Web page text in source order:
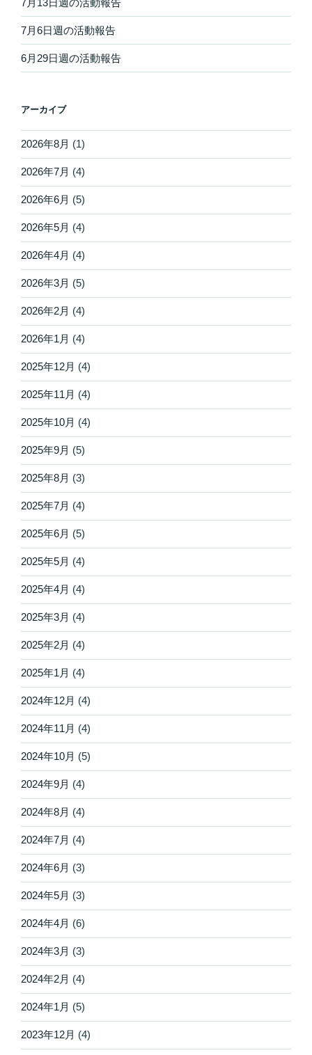
7月6日週の活動報告
6月29日週の活動報告
アーカイブ
2026年8月 (1)
2026年7月 (4)
2026年6月 (5)
2026年5月 (4)
2026年4月 (4)
2026年3月 (5)
2026年2月 (4)
2026年1月 (4)
2025年12月 (4)
2025年11月 (4)
2025年10月 (4)
2025年9月 (5)
2025年8月 (3)
2025年7月 (4)
2025年6月 (5)
2025年5月 (4)
2025年4月 (4)
2025年3月 (4)
2025年2月 (4)
2025年1月 (4)
2024年12月 (4)
2024年11月 (4)
2024年10月 (5)
2024年9月 (4)
2024年8月 (4)
2024年7月 (4)
2024年6月 (3)
2024年5月 (3)
2024年4月 (6)
2024年3月 (3)
2024年2月 (4)
2024年1月 (5)
2023年12月 (4)